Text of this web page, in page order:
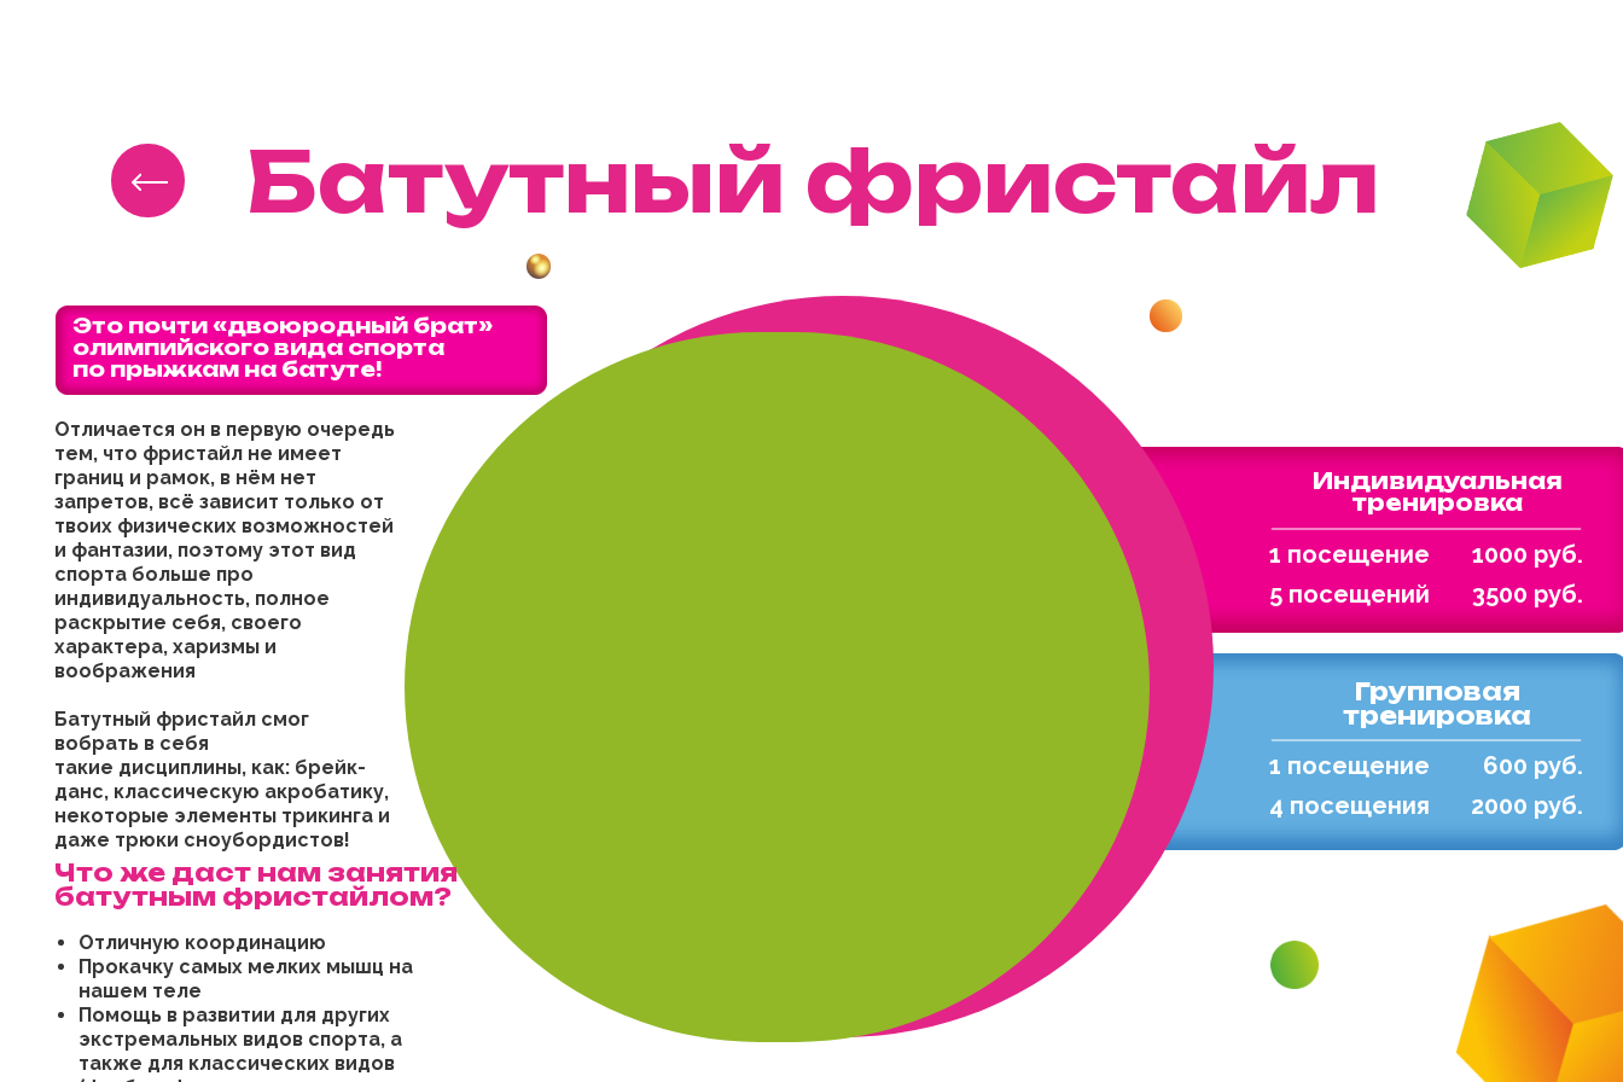
Батутный фристайл
Отличается он в первую очередь
тем, что фристайл не имеет
границ и рамок, в нём нет
запретов, всё зависит только от
твоих физических возможностей
и фантазии, поэтому этот вид
спорта больше про
индивидуальность, полное
раскрытие себя, своего
характера, харизмы и
воображения
Батутный фристайл смог
вобрать в себя
такие дисциплины, как: брейк-
данс, классическую акробатику,
некоторые элементы трикинга и
даже трюки сноубордистов!
Отличную координацию
Прокачку самых мелких мышц на
нашем теле
Помощь в развитии для других
экстремальных видов спорта, а
также для классических видов
Это почти «двоюродный брат»
олимпийского вида спорта
по прыжкам на батуте!
Что же даст нам занятия
батутным фристайлом?
600 руб.
2000 руб.
3500 руб.
5 посещений
1 посещение 1000 руб.
1 посещение
4 посещения
Групповая
тренировка
Индивидуальная
тренировка